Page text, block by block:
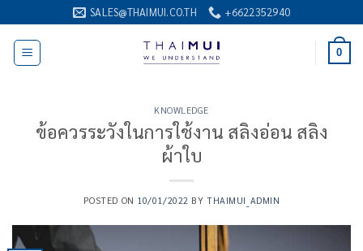
ไป
เนื้อหา
SALES@THAIMUI.CO.TH +6622352940
0
KNOWLEDGE
ข้อควรระวังในการใช้งาน สลิงอ่อน สลิง
ผ้าใบ
POSTED ON 10/01/2022 BYTHAIMUI_ADMIN